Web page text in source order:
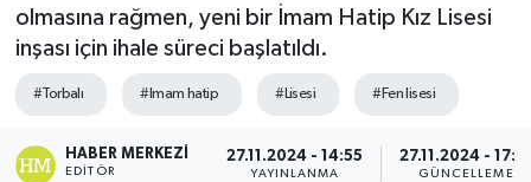
olmasına rağmen, yeni bir İmam Hatip Kız Lisesi
inşası için ihale süreci başlatıldı.
#Torbalı #Imam hatip #Lisesi #Fen lisesi
HABER MERKEZI
EDITÖR
27.11.2024 - 14:55
YAYINLANMA
27.11.2024 -
GÜNCELLEME
Son Dakika Haberleri
Haber Arşivi